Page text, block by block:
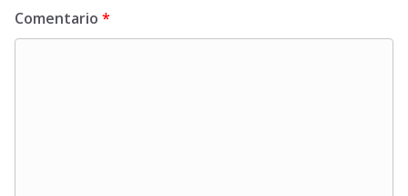
Comentario *